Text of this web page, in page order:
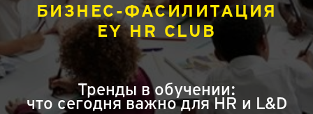
БИЗНЕС-ФАСИЛИТАЦИЯ
EY HR CLUB
Тренды в обучении:
что сегодня важно для HR и L&D